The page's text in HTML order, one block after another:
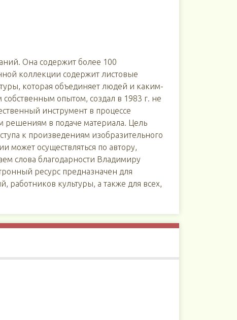
Она содержит более 100
коллекции содержит листовые
которая объединяет людей и каким-
опытом, создал в 1983 г. не
инструмент в процессе
решениям в подаче материала. Цель
к произведениям изобразительного
может осуществляться по автору,
слова благодарности Владимиру
ресурс предназначен для
работников культуры, а также для всех,